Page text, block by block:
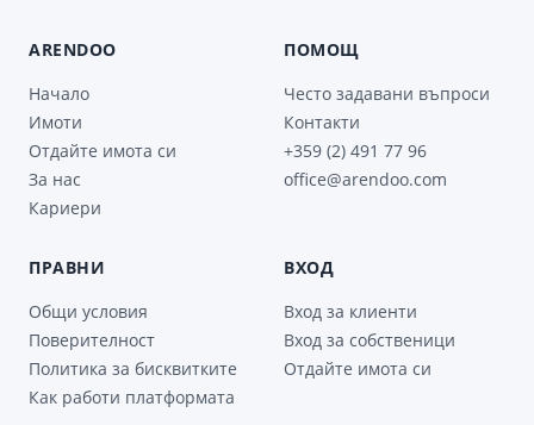
ARENDOO
Начало
Имоти
Отдайте имота си
За нас
Кариери
ПОМОЩ
Често задавани въпроси
Контакти
+359 (2) 491 77 96
office@arendoo.com
ПРАВНИ
Общи условия
Поверителност
Политика за бисквитките
Как работи платформата
ВХОД
Вход за клиенти
Вход за собственици
Отдайте имота си